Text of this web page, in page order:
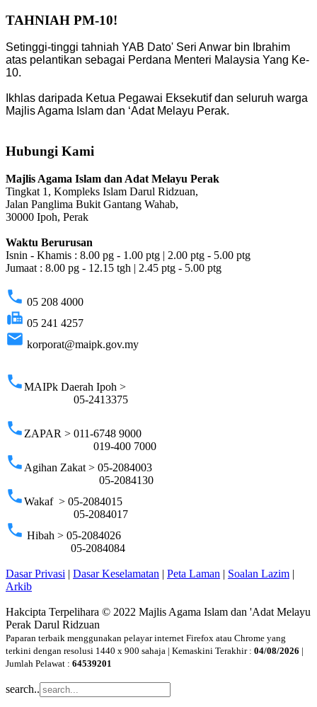
TAHNIAH PM-10!
Setinggi-tinggi tahniah YAB Dato' Seri Anwar bin Ibrahim
atas pelantikan sebagai Perdana Menteri Malaysia Yang Ke-
10.
Ikhlas daripada Ketua Pegawai Eksekutif dan seluruh warga
Majlis Agama Islam dan ‘Adat Melayu Perak.
Hubungi Kami
Majlis Agama Islam dan Adat Melayu Perak
Tingkat 1, Kompleks Islam Darul Ridzuan,
Jalan Panglima Bukit Gantang Wahab,
30000 Ipoh, Perak
Waktu Berurusan
Isnin - Khamis : 8.00 pg - 1.00 ptg | 2.00 ptg - 5.00 ptg
Jumaat : 8.00 pg - 12.15 tgh | 2.45 ptg - 5.00 ptg
phone 05 208 4000
fax 05 241 4257
email korporat@maipk.gov.my
phoneMAIPk Daerah Ipoh >
05-2413375
phone ZAPAR > 011-6748 9000
019-400 7000
phone Agihan Zakat > 05-2084003
05-2084130
phoneWakaf > 05-2084015
05-2084017
phone Hibah > 05-2084026
05-2084084
Dasar Privasi | Dasar Keselamatan | Peta Laman | Soalan Lazim |
Arkib
Hakcipta Terpelihara © 2022 Majlis Agama Islam dan 'Adat Melayu
Perak Darul Ridzuan
Paparan terbaik menggunakan pelayar internet Firefox atau Chrome yang
terkini dengan resolusi 1440 x 900 sahaja | Kemaskini Terakhir : 04/08/2026 |
Jumlah Pelawat : 64539201
search..